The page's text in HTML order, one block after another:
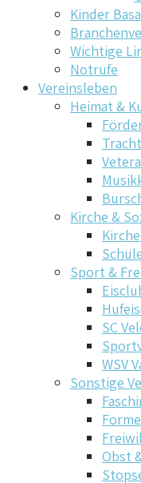
Kinder
Wichtige
Notrufe
Vereinsleben
Heimat &
Kirche &
Sport &
SC
WSV
Sonstige
Obst